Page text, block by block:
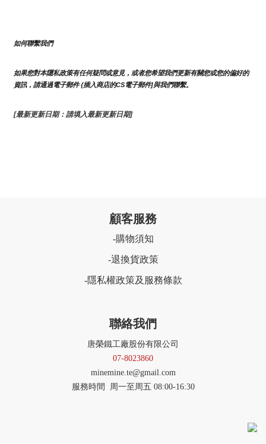
如何聯繫我們
如果您對本隱私政策有任何疑問或意見，或者您希望我們更新有關您或您的偏好的
資訊，請通過電子郵件 {插入商店的CS電子郵件]與我們聯繫。
[最新更新日期：請填入最新更新日期]
顧客服務
-購物須知
-退換貨政策
-隱私權政策及服務條款
聯絡我們
唐榮鐵工廠股份有限公司
07-8023860
minemine.te@gmail.com
服務時間 周一至周五 08:00-16:30